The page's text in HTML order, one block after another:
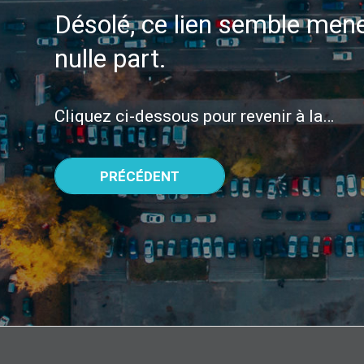
Désolé, ce lien semble
nulle part.
Cliquez ci-dessous pour revenir à la…
PRÉCÉDENT